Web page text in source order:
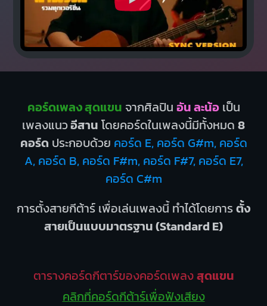
คอร์ดเพลง สุดแขน จากศิลปิน อัน ละน้อเป็น
เพลงแนวอีสาน โดยคอร์ดในเพลงนี้มีทั้งหมด 8
คอร์ด ประกอบด้วย คอร์ด E, คอร์ด G#m, คอร์ด
A, คอร์ด B, คอร์ด F#m, คอร์ด F#7, คอร์ด E7,
คอร์ด C#m
การตั้งสายกีต้าร์ เพื่อเล่นเพลงนี้ ทำได้โดยการตั้ง
สายเป็นแบบมาตรฐาน (Standard E)
ตารางคอร์ดกีตาร์ของคอร์ดเพลงสุดแขน
คลิกที่คอร์ดกีต้าร์เพื่อฟังเสียง